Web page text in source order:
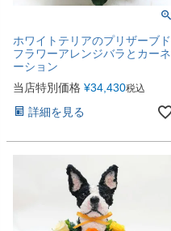
ホワイトテリアのプリザーブド
フラワーアレンジバラとカーネ
ーション
当店特別価格 ¥34,430税込
詳細を見る